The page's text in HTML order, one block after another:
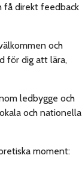
få direkt feedback
och
för dig att lära,
ledbygge och
och nationella
moment: